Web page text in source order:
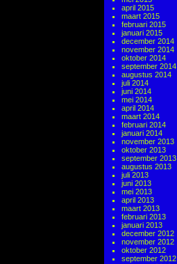
april 2015
maart 2015
februari 2015
januari 2015
december 2014
november 2014
oktober 2014
september 2014
augustus 2014
juli 2014
juni 2014
mei 2014
april 2014
maart 2014
februari 2014
januari 2014
november 2013
oktober 2013
september 2013
augustus 2013
juli 2013
juni 2013
mei 2013
april 2013
maart 2013
februari 2013
januari 2013
december 2012
november 2012
oktober 2012
september 2012